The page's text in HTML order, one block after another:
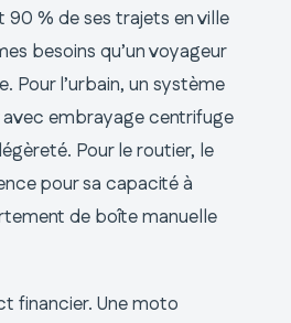
% de ses trajets en ville
besoins qu’un voyageur
Pour l’urbain, un système
embrayage centrifuge
Pour le routier, le
pour sa capacité à
de boîte manuelle
financier. Une moto